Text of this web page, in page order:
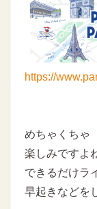
https://
めちゃくちゃ
楽しみですよ
できるだけラ
早起きなどを